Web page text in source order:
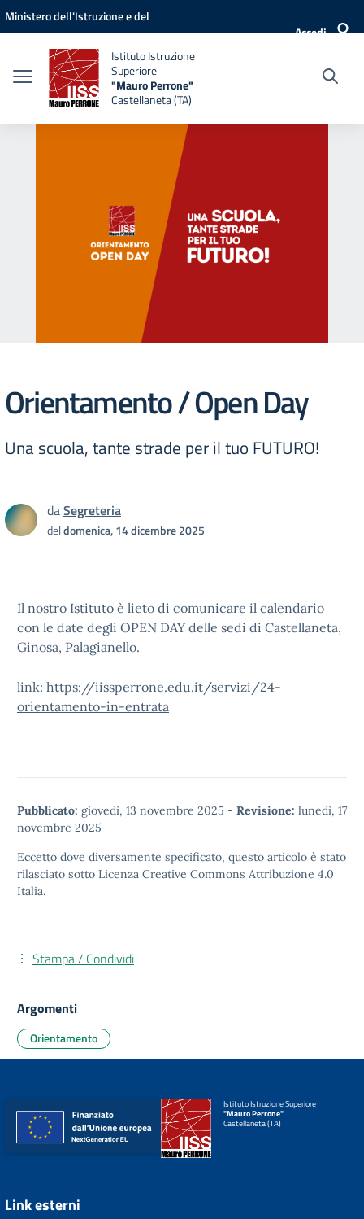
Vai ai contenuti
Vai al menu di navigazione
Vai al footer
Ministero dell'Istruzione e del
Accedi
Istituto Istruzione
Superiore
"Mauro Perrone"
Castellaneta (TA)
Orientamento / Open Day
Una scuola, tante strade per il tuo FUTURO!
daSegreteria
deldomenica, 14 dicembre 2025
Il nostro Istituto è lieto di comunicare il calendario
con le date degli OPEN DAY delle sedi di Castellaneta,
Ginosa, Palagianello.
link: https://iissperrone.edu.it/servizi/24-
orientamento-in-entrata
Pubblicato: giovedì, 13 novembre 2025 - Revisione: lunedì, 17
novembre 2025
Eccetto dove diversamente specificato, questo articolo è stato
rilasciato sotto Licenza Creative Commons Attribuzione 4.0
Italia.
Stampa / Condividi
Argomenti
Orientamento
Istituto Istruzione Superiore
"Mauro Perrone"
Castellaneta (TA)
Link esterni